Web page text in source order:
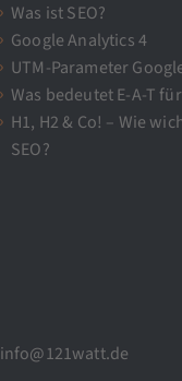
Was ist SEO?
Google Analytics 4
UTM-Parameter
Was bedeutet E-A-T
H1, H2 & Co! – Wie
SEO?
info@121watt.de